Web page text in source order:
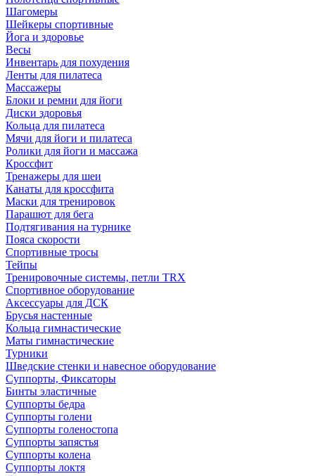
Шагомеры
Шейкеры спортивные
Йога и здоровье
Весы
Инвентарь для похудения
Ленты для пилатеса
Массажеры
Блоки и ремни для йоги
Диски здоровья
Кольца для пилатеса
Мячи для йоги и пилатеса
Ролики для йоги и массажа
Кроссфит
Тренажеры для шеи
Канаты для кроссфита
Маски для тренировок
Парашют для бега
Подтягивания на турнике
Пояса скорости
Спортивные тросы
Тейпы
Тренировочные системы, петли TRX
Спортивное оборудование
Аксессуары для ДСК
Брусья настенные
Кольца гимнастические
Маты гимнастические
Турники
Шведские стенки и навесное оборудование
Суппорты, Фиксаторы
Бинты эластичные
Суппорты бедра
Суппорты голени
Суппорты голеностопа
Суппорты запястья
Суппорты колена
Суппорты локтя